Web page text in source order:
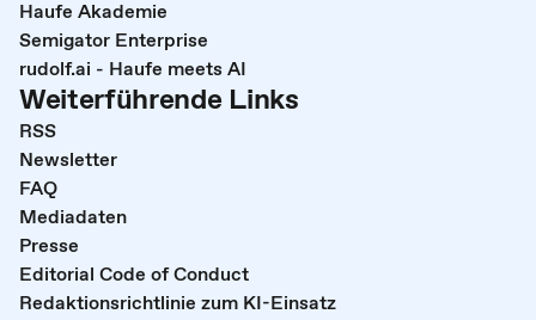
Haufe Akademie
Semigator Enterprise
rudolf.ai - Haufe meets AI
Weiterführende Links
RSS
Newsletter
FAQ
Mediadaten
Presse
Editorial Code of Conduct
Redaktionsrichtlinie zum KI-Einsatz